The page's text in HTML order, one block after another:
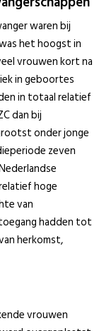
waren bij
het hoogst in
vrouwen kort na
in geboortes
in totaal relatief
dan bij
onder jonge
zeven
hoge
van
hadden tot
herkomst,
vrouwen